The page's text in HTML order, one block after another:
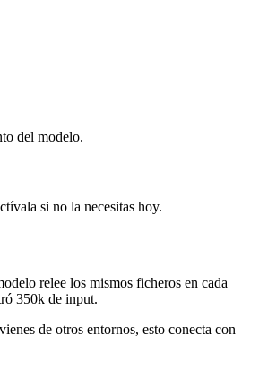
del modelo.
si no la necesitas hoy.
relee los mismos ficheros en cada
350k de input.
de otros entornos, esto conecta con